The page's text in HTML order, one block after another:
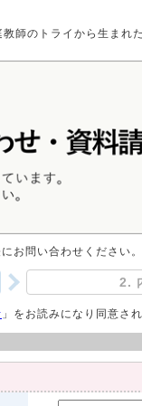
教師のトライから生まれ
お問い合わせください。
2.
」をお読みになり同意さ